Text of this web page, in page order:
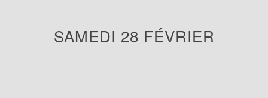
SAMEDI 28 FÉVRIER